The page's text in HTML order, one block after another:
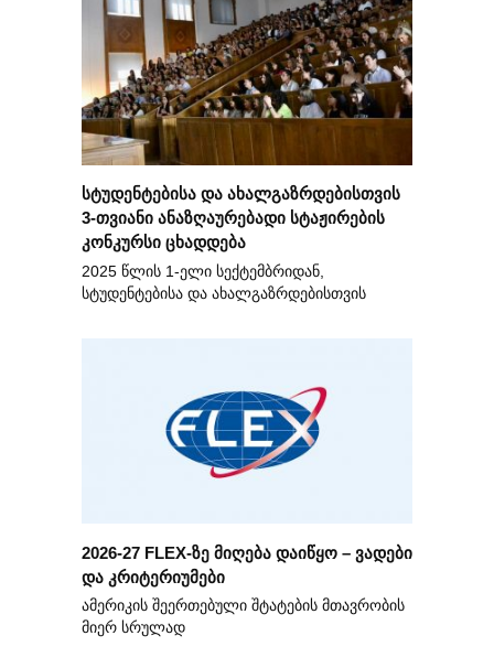
სტუდენტებისა და ახალგაზრდებისთვის
3-თვიანი ანაზღაურებადი სტაჟირების
კონკურსი ცხადდება
2025 წლის 1-ელი სექტემბრიდან,
სტუდენტებისა და ახალგაზრდებისთვის
2026-27 FLEX-ზე მიღება დაიწყო – ვადები
და კრიტერიუმები
ამერიკის შეერთებული შტატების მთავრობის
მიერ სრულად